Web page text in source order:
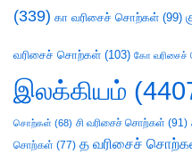
(339) கா வரிசைச் சொற்கள் (99)
வரிசைச் சொற்கள் (103) கோ
இலக்கியம்
சொற்கள் (68) சி வரிசைச் சொற்கள் (91)
சொற்கள் (77) த வரிசைச்